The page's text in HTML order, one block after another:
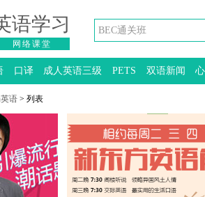
语学习
网络课堂
口译 成人英语三级 PETS 双语新闻
语 > 列表